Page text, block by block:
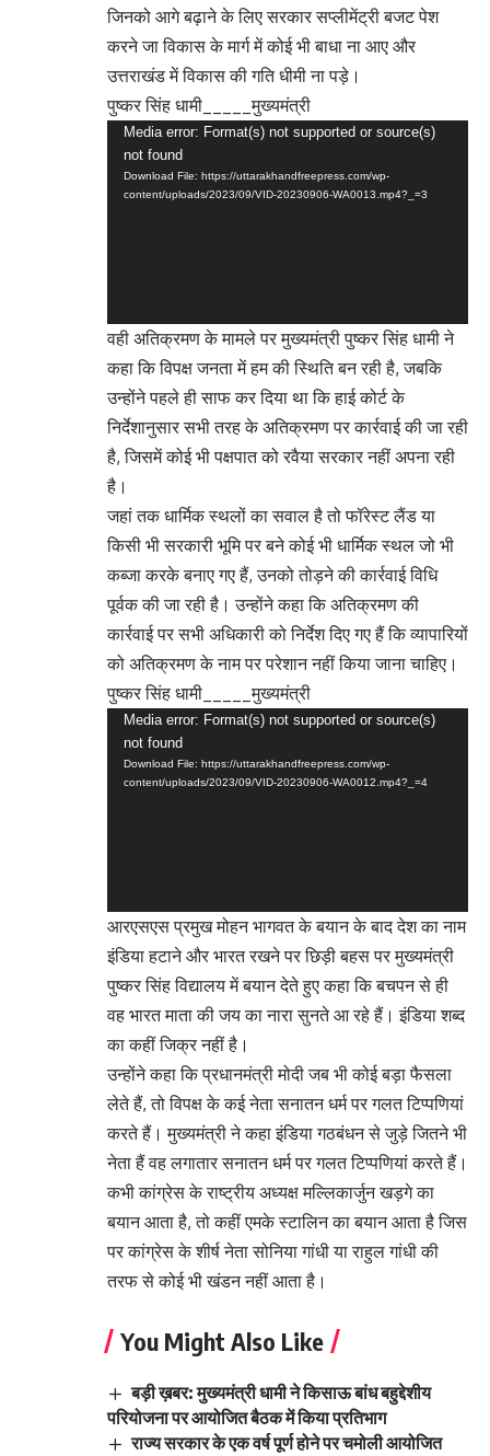
जिनको आगे बढ़ाने के लिए सरकार सप्लीमेंट्री बजट पेश
करने जा विकास के मार्ग में कोई भी बाधा ना आए और
उत्तराखंड में विकास की गति धीमी ना पड़े।
पुष्कर सिंह धामी_____मुख्यमंत्री
Video
Player
Media error: Format(s) not supported or source(s)
not found
Download File: https://uttarakhandfreepress.com/wp-
content/uploads/2023/09/VID-20230906-WA0013.mp4?_=3
वही अतिक्रमण के मामले पर मुख्यमंत्री पुष्कर सिंह धामी ने
कहा कि विपक्ष जनता में हम की स्थिति बन रही है, जबकि
उन्होंने पहले ही साफ कर दिया था कि हाई कोर्ट के
निर्देशानुसार सभी तरह के अतिक्रमण पर कार्रवाई की जा रही
है, जिसमें कोई भी पक्षपात को रवैया सरकार नहीं अपना रही
है।
जहां तक धार्मिक स्थलों का सवाल है तो फॉरेस्ट लैंड या
किसी भी सरकारी भूमि पर बने कोई भी धार्मिक स्थल जो भी
कब्जा करके बनाए गए हैं, उनको तोड़ने की कार्रवाई विधि
पूर्वक की जा रही है। उन्होंने कहा कि अतिक्रमण की
कार्रवाई पर सभी अधिकारी को निर्देश दिए गए हैं कि व्यापारियों
को अतिक्रमण के नाम पर परेशान नहीं किया जाना चाहिए।
पुष्कर सिंह धामी_____मुख्यमंत्री
Video
Player
Media error: Format(s) not supported or source(s)
not found
Download File: https://uttarakhandfreepress.com/wp-
content/uploads/2023/09/VID-20230906-WA0012.mp4?_=4
आरएसएस प्रमुख मोहन भागवत के बयान के बाद देश का नाम
इंडिया हटाने और भारत रखने पर छिड़ी बहस पर मुख्यमंत्री
पुष्कर सिंह विद्यालय में बयान देते हुए कहा कि बचपन से ही
वह भारत माता की जय का नारा सुनते आ रहे हैं। इंडिया शब्द
का कहीं जिक्र नहीं है।
उन्होंने कहा कि प्रधानमंत्री मोदी जब भी कोई बड़ा फैसला
लेते हैं, तो विपक्ष के कई नेता सनातन धर्म पर गलत टिप्पणियां
करते हैं। मुख्यमंत्री ने कहा इंडिया गठबंधन से जुड़े जितने भी
नेता हैं वह लगातार सनातन धर्म पर गलत टिप्पणियां करते हैं।
कभी कांग्रेस के राष्ट्रीय अध्यक्ष मल्लिकार्जुन खड़गे का
बयान आता है, तो कहीं एमके स्टालिन का बयान आता है जिस
पर कांग्रेस के शीर्ष नेता सोनिया गांधी या राहुल गांधी की
तरफ से कोई भी खंडन नहीं आता है।
You Might Also Like
बड़ी ख़बर: मुख्यमंत्री धामी ने किसाऊ बांध बहुद्देशीय
परियोजना पर आयोजित बैठक में किया प्रतिभाग
राज्य सरकार के एक वर्ष पूर्ण होने पर चमोली आयोजित